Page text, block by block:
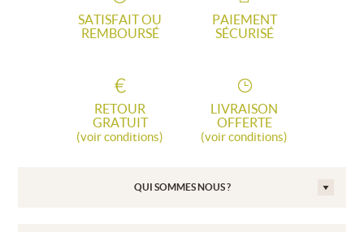
SATISFAIT OU
REMBOURSÉ
PAIEMENT
SÉCURISÉ
RETOUR
GRATUIT
(voir conditions)
LIVRAISON
OFFERTE
(voir conditions)
QUI SOMMES NOUS ?